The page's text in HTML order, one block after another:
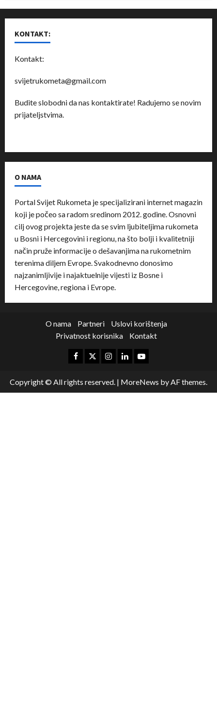
KONTAKT:
Kontakt:
svijetrukometa@gmail.com
Budite slobodni da nas kontaktirate! Radujemo se novim
prijateljstvima.
O NAMA
Portal Svijet Rukometa je specijalizirani internet magazin
koji je počeo sa radom sredinom 2012. godine. Osnovni
cilj ovog projekta jeste da se svim ljubiteljima rukometa
u Bosni i Hercegovini i regionu, na što bolji i kvalitetniji
način pruže informacije o dešavanjima na rukometnim
terenima diljem Evrope. Svakodnevno donosimo
najzanimljivije i najaktuelnije vijesti iz Bosne i
Hercegovine, regiona i Evrope.
O nama Partneri
Uslovi korištenja
Privatnost korisnika
Kontakt
Copyright © All rights reserved. | MoreNews by AF themes.